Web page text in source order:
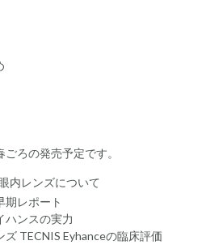
ろの発売予定です。
内レンズについて
期レポート
ハンスの実力
TECNIS Eyhanceの臨床評価